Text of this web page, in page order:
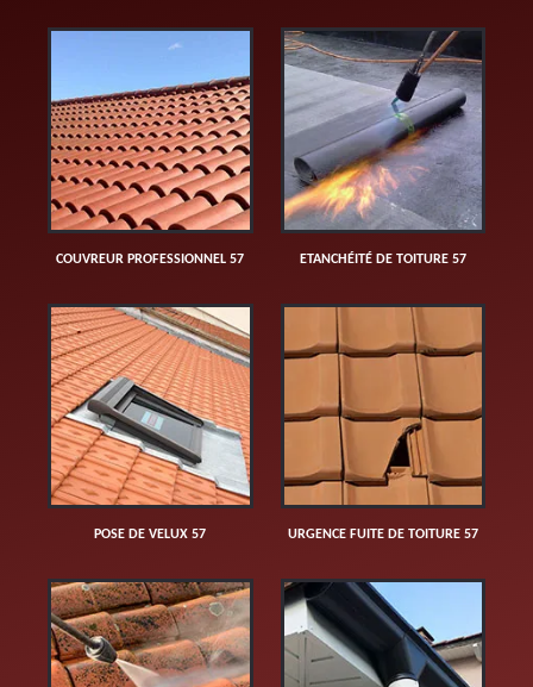
COUVREUR PROFESSIONNEL 57 ETANCHÉITÉ DE TOITURE 57
POSE DE VELUX 57 URGENCE FUITE DE TOITURE 57